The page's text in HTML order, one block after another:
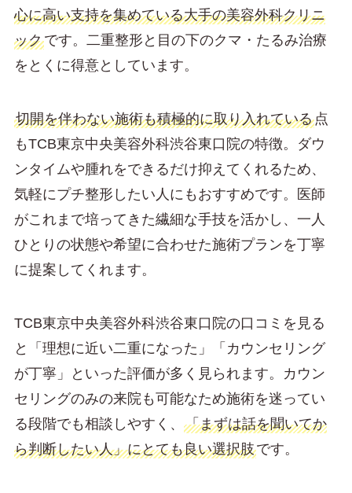
心に高い支持を集めている大手の美容外科クリニ
ックです。二重整形と目の下のクマ・たるみ治療
をとくに得意としています。
切開を伴わない施術も積極的に取り入れている点
もTCB東京中央美容外科渋谷東口院の特徴。ダウ
ンタイムや腫れをできるだけ抑えてくれるため、
気軽にプチ整形したい人にもおすすめです。医師
がこれまで培ってきた繊細な手技を活かし、一人
ひとりの状態や希望に合わせた施術プランを丁寧
に提案してくれます。
TCB東京中央美容外科渋谷東口院の口コミを見る
と「理想に近い二重になった」「カウンセリング
が丁寧」といった評価が多く見られます。カウン
セリングのみの来院も可能なため施術を迷ってい
る段階でも相談しやすく、 「まずは話を聞いてか
ら判断したい人」にとても良い選択肢です。